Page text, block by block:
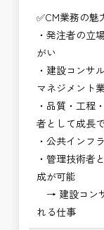
・調査設計
・施工体制
・建設プロ
・PM業務
※応募書類等
Ｅメールで
頂きたいと思
✅CM業務の魅
・発注者の立
がい
・建設コンサ
マネジメント
・品質・工程
者として成長
・公共インフ
・管理技術者
成が可能
→ 建設コン
れる仕事